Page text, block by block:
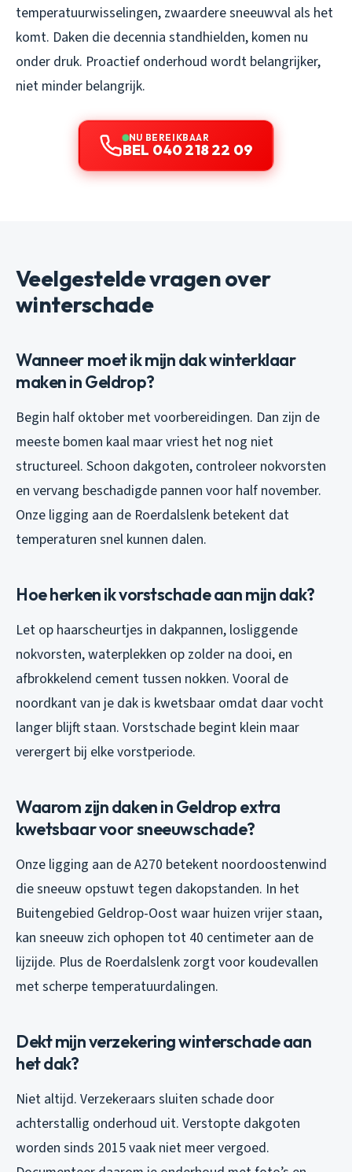
temperatuurwisselingen, zwaardere sneeuwval als het
komt. Daken die decennia standhielden, komen nu
onder druk. Proactief onderhoud wordt belangrijker,
niet minder belangrijk.
NU BEREIKBAAR
BEL 040 218 22 09
Veelgestelde vragen over
winterschade
Wanneer moet ik mijn dak winterklaar
maken in Geldrop?
Begin half oktober met voorbereidingen. Dan zijn de
meeste bomen kaal maar vriest het nog niet
structureel. Schoon dakgoten, controleer nokvorsten
en vervang beschadigde pannen voor half november.
Onze ligging aan de Roerdalslenk betekent dat
temperaturen snel kunnen dalen.
Hoe herken ik vorstschade aan mijn dak?
Let op haarscheurtjes in dakpannen, losliggende
nokvorsten, waterplekken op zolder na dooi, en
afbrokkelend cement tussen nokken. Vooral de
noordkant van je dak is kwetsbaar omdat daar vocht
langer blijft staan. Vorstschade begint klein maar
verergert bij elke vorstperiode.
Waarom zijn daken in Geldrop extra
kwetsbaar voor sneeuwschade?
Onze ligging aan de A270 betekent noordoostenwind
die sneeuw opstuwt tegen dakopstanden. In het
Buitengebied Geldrop-Oost waar huizen vrijer staan,
kan sneeuw zich ophopen tot 40 centimeter aan de
lijzijde. Plus de Roerdalslenk zorgt voor koudevallen
met scherpe temperatuurdalingen.
Dekt mijn verzekering winterschade aan
het dak?
Niet altijd. Verzekeraars sluiten schade door
achterstallig onderhoud uit. Verstopte dakgoten
worden sinds 2015 vaak niet meer vergoed.